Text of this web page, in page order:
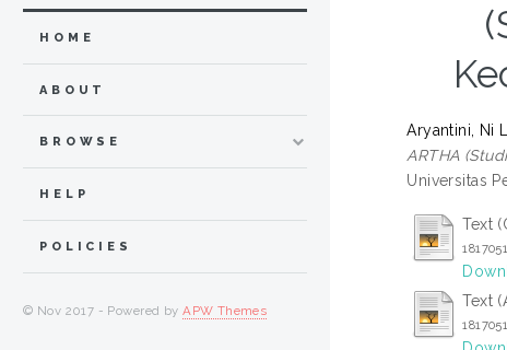
Aryantini, Ni
ARTHA
Universitas
Text
Text
HOME
ABOUT
BROWSE
HELP
POLICIES
© Nov 2017 - Powered byAPW Themes